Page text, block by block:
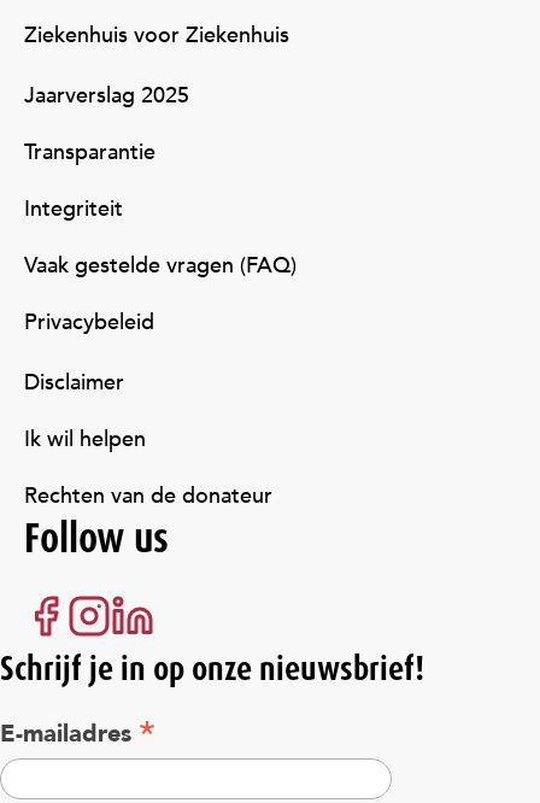
Ziekenhuis voor Ziekenhuis
Jaarverslag 2025
Transparantie
Integriteit
Vaak gestelde vragen (FAQ)
Privacybeleid
Disclaimer
Ik wil helpen
Rechten van de donateur
Follow us
Schrijf je in op onze nieuwsbrief!
E-mailadres *